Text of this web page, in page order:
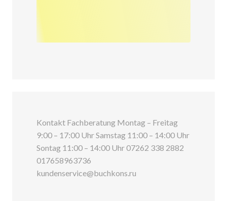
Kontakt Fachberatung Montag – Freitag
9:00 – 17:00 Uhr Samstag 11:00 – 14:00 Uhr
Sontag 11:00 – 14:00 Uhr 07262 338 2882
017658963736
kundenservice@buchkons.ru